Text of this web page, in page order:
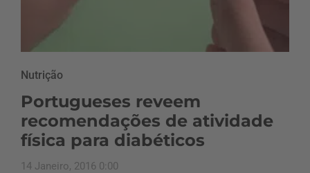
Nutrição
Portugueses reveem
recomendações de atividade
física para diabéticos
14 Janeiro, 2016 0:00